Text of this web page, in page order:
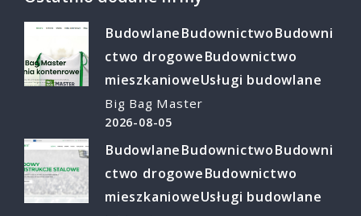
BudowlaneBudownictwoBudowni
ctwo drogoweBudownictwo
mieszkanioweUsługi budowlane
Big Bag Master
2026-08-05
BudowlaneBudownictwoBudowni
ctwo drogoweBudownictwo
mieszkanioweUsługi budowlane